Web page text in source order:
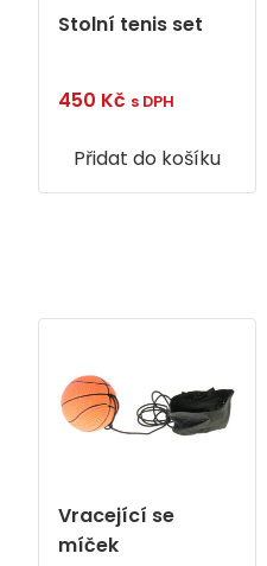
Stolní tenis set
450 Kč s DPH
Přidat do košíku
Vracející se
míček